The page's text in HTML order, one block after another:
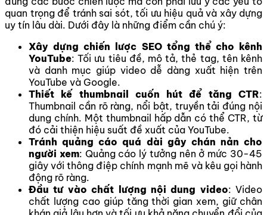
quan trọng để tránh sai sót, tối ưu hiệu quả và xây dựng
uy tín lâu dài. Dưới đây là những điểm cần chú ý:
Xây dựng chiến lược SEO tổng thể cho kênh
YouTube: Tối ưu tiêu đề, mô tả, thẻ tag, tên kênh
và danh mục giúp video dễ dàng xuất hiện trên
YouTube và Google.
Thiết kế thumbnail cuốn hút để tăng CTR:
Thumbnail cần rõ ràng, nổi bật, truyền tải đúng nội
dung chính. Một thumbnail hấp dẫn có thể CTR, từ
đó cải thiện hiệu suất đề xuất của YouTube.
Tránh quảng cáo quá dài gây chán nản cho
người xem: Quảng cáo lý tưởng nên ở mức 30-45
giây với thông điệp chính mạnh mẽ và kêu gọi hành
động rõ ràng.
Đầu tư vào chất lượng nội dung video: Video
chất lượng cao giúp tăng thời gian xem, giữ chân